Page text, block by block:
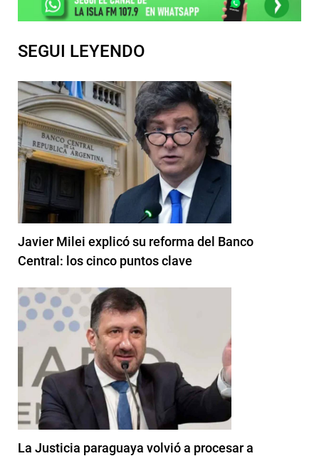
SEGUI LEYENDO
Javier Milei explicó su reforma del Banco
Central: los cinco puntos clave
La Justicia paraguaya volvió a procesar a